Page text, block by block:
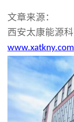
文章来源：
西安太康能源
www.xatkny.com